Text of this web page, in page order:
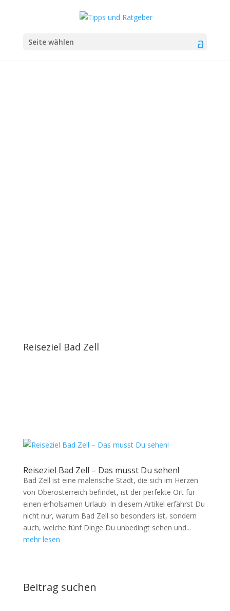
Seite wählen
Reiseziel Bad Zell
Reiseziel Bad Zell – Das musst Du sehen!
Bad Zell ist eine malerische Stadt, die sich im Herzen
von Oberösterreich befindet, ist der perfekte Ort für
einen erholsamen Urlaub. In diesem Artikel erfährst Du
nicht nur, warum Bad Zell so besonders ist, sondern
auch, welche fünf Dinge Du unbedingt sehen und...
mehr lesen
Beitrag suchen